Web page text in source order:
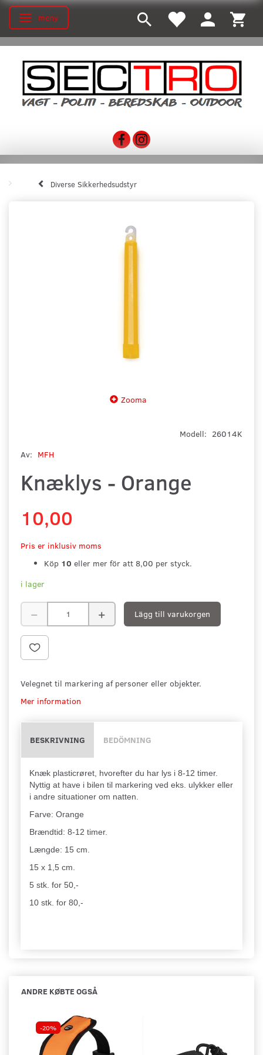
Ändra navigering
meny
Diverse Sikkerhedsudstyr
Zooma
Modell: 26014K
Av: MFH
Knæklys - Orange
10,00
Pris er inklusiv moms
Köp 10 eller mer för att 8,00 per styck.
i lager
Lägg till varukorgen
Velegnet til markering af personer eller objekter.
Mer information
BESKRIVNING BEDÖMNING
Knæk plasticrøret, hvorefter du har lys i 8-12 timer.
Nyttig at have i bilen til markering ved eks. ulykker eller
i andre situationer om natten.
Farve: Orange
Brændtid: 8-12 timer.
Længde: 15 cm.
15 x 1,5 cm.
5 stk. for 50,-
10 stk. for 80,-
ANDRE KØBTE OGSÅ
-20%